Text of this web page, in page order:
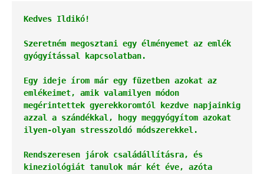
Kedves Ildikó!
Szeretném megosztani egy élményemet az emlék
gyógyítással kapcsolatban.
Egy ideje írom már egy füzetben azokat az
emlékeimet, amik valamilyen módon
megérintettek gyerekkoromtól kezdve napjainkig
azzal a szándékkal, hogy meggyógyítom azokat
ilyen-olyan stresszoldó módszerekkel.
Rendszeresen járok családállításra, és
kineziológiát tanulok már két éve, azóta